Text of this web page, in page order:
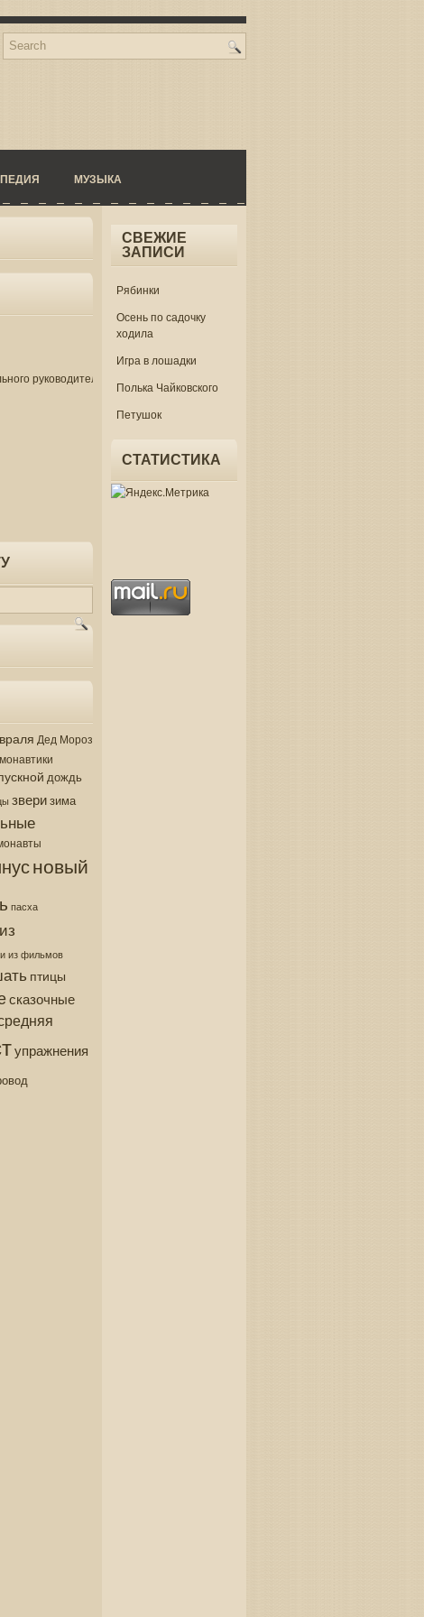
МУЗЫКА
руководителя
Дед Мороз
дождь
зверизима
новый
пасха
из фильмов
птицы
сказочные
упражнения
СВЕЖИЕ
ЗАПИСИ
Рябинки
Осень по садочку
ходила
Игра в лошадки
Полька Чайковского
Петушок
СТАТИСТИКА